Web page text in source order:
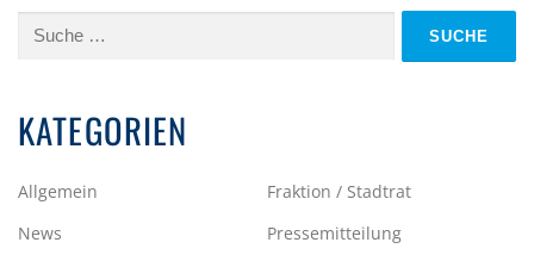
Suche
KATEGORIEN
Allgemein
Fraktion / Stadtrat
News
Pressemitteilung